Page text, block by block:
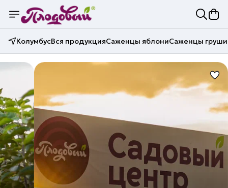
КолумбусВся продукцияСаженцы яблониСаженцы груши